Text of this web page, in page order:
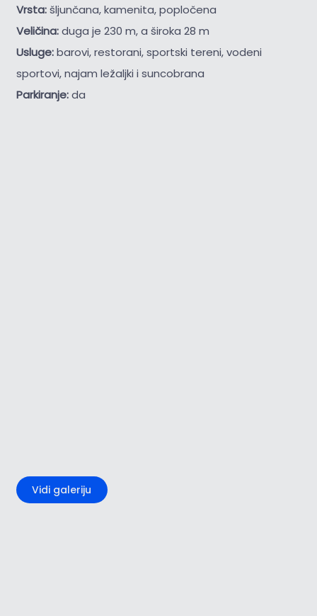
Vrsta:šljunčana, kamenita, popločena
Veličina:duga je 230 m, a široka 28 m
Usluge:barovi, restorani, sportski tereni, vodeni
sportovi, najam ležaljki i suncobrana
Parkiranje:da
Vidi galeriju